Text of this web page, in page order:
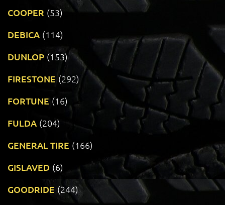
COOPER (53)
DEBICA (114)
DUNLOP (153)
FIRESTONE (292)
FORTUNE (16)
FULDA (204)
GENERAL TIRE (166)
GISLAVED (6)
GOODRIDE (244)